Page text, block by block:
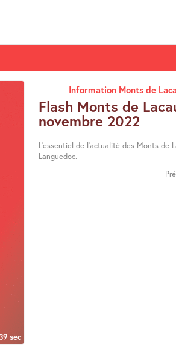
sec
Information Monts de
Flash Monts de
novembre 2022
L’essentiel de l’actualité des Monts de
Languedoc.